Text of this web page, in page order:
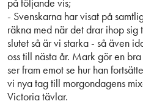
- Svenskarna har visat på
räkna med när det drar ihop
slutet så är vi starka - så även
oss till nästa år. Mark gör en
ser fram emot se hur han
vi nya tag till morgondagens
Victoria tävlar.